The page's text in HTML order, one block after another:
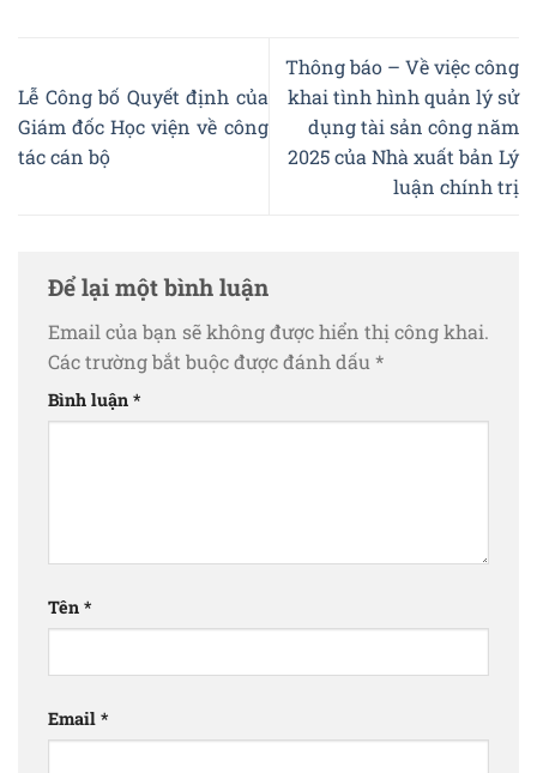
Lễ Công bố Quyết định của
Giám đốc Học viện về công
tác cán bộ
Thông báo – Về việc công
khai tình hình quản lý sử
dụng tài sản công năm
2025 của Nhà xuất bản Lý
luận chính trị
Để lại một bình luận
Email của bạn sẽ không được hiển thị công khai.
Các trường bắt buộc được đánh dấu*
Bình luận *
Tên *
Email *